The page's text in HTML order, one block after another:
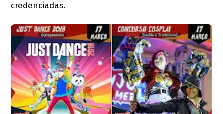
credenciadas.